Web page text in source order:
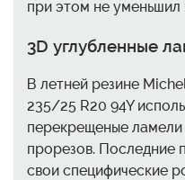
при этом не уменьшил
3D углубленные
В летней резине
235/25 R20 94Y
перекрещеные
прорезов. Последние
свои специфические